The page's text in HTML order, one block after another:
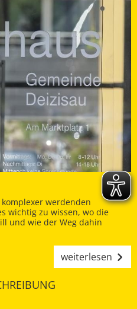
werdenden
wichtig zu wissen, wo die
und wie der Weg dahin
weiterlesen